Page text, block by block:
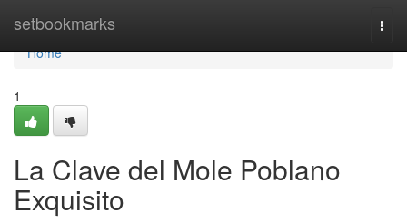
setbookmarks
Home
Home
1
La Clave del Mole Poblano
Exquisito